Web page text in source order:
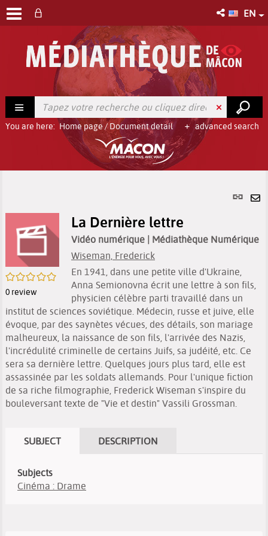
EN
advanced search
You are here: Home page/Document detail
link
/5
0 review
La Dernière lettre
Vidéo numérique
| Médiathèque Numérique
Wiseman, Frederick
En 1941, dans une petite ville d'Ukraine,
Anna Semionovna écrit une lettre à son fils,
physicien célèbre parti travaillé dans un
institut de sciences soviétique. Médecin, russe et juive, elle
évoque, par des saynètes vécues, des détails, son mariage
malheureux, la naissance de son fils, l'arrivée des Nazis,
l'incrédulité criminelle de certains Juifs, sa judéité, etc. Ce
sera sa dernière lettre. Quelques jours plus tard, elle est
assassinée par les soldats allemands. Pour l'unique fiction
de sa riche filmographie, Frederick Wiseman s'inspire du
bouleversant texte de "Vie et destin" Vassili Grossman.
SUBJECT DESCRIPTION
Subjects
Cinéma : Drame